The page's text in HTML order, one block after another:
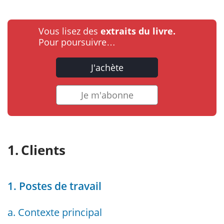
Vous lisez des extraits du livre.
Pour poursuivre…
J'achète
Je m'abonne
Clients
1. Postes de travail
a. Contexte principal